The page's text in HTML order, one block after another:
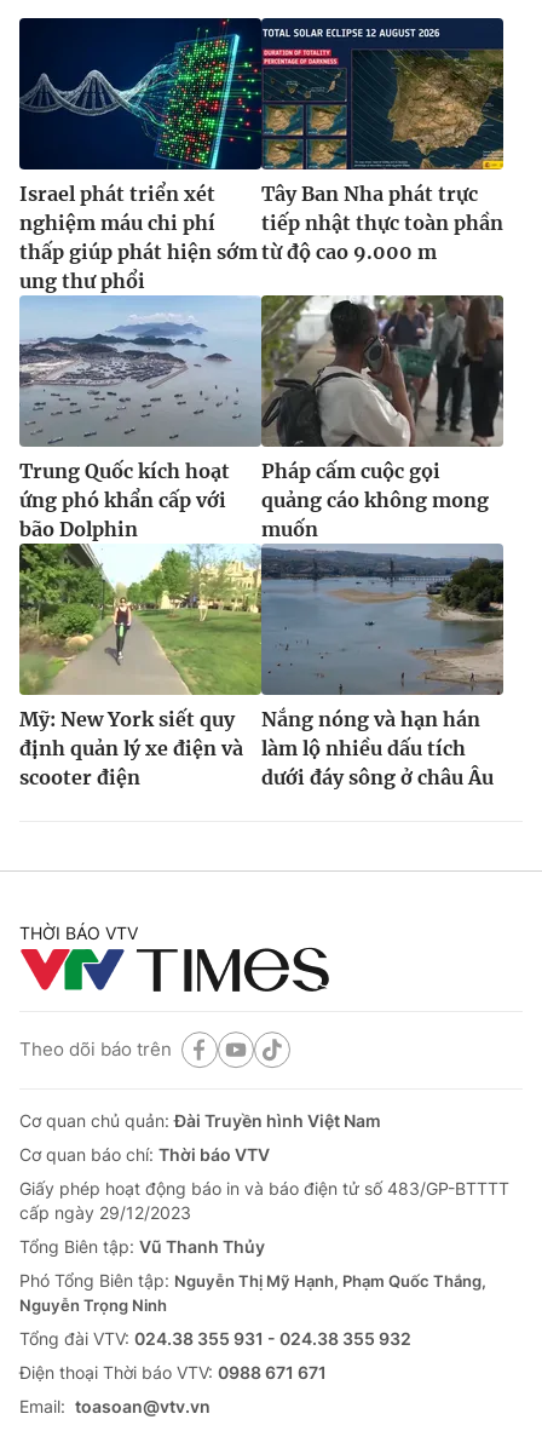
® Cấm sao chép dưới mọi hình thức nếu không có sự chấp
thuận bằng văn bản. Ghi rõ nguồn VTV.vn khi phát hành lại
thông tin từ website này.
Israel phát triển xét
nghiệm máu chi phí
thấp giúp phát hiện sớm
ung thư phổi
Tây Ban Nha phát trực
tiếp nhật thực toàn phần
từ độ cao 9.000 m
Trung Quốc kích hoạt
ứng phó khẩn cấp với
bão Dolphin
Pháp cấm cuộc gọi
quảng cáo không mong
muốn
Mỹ: New York siết quy
định quản lý xe điện và
scooter điện
Nắng nóng và hạn hán
làm lộ nhiều dấu tích
dưới đáy sông ở châu Âu
THỜI BÁO VTV
Theo dõi báo trên
Cơ quan chủ quản:Đài Truyền hình Việt Nam
Cơ quan báo chí: Thời báo VTV
Giấy phép hoạt động báo in và báo điện tử số 483/GP-BTTTT
cấp ngày 29/12/2023
Tổng Biên tập: Vũ Thanh Thủy
Phó Tổng Biên tập: Nguyễn Thị Mỹ Hạnh, Phạm Quốc Thắng,
Nguyễn Trọng Ninh
Tổng đài VTV: 024.38 355 931 - 024.38 355 932
Ðiện thoại Thời báo VTV: 0988 671 671
Email: toasoan@vtv.vn